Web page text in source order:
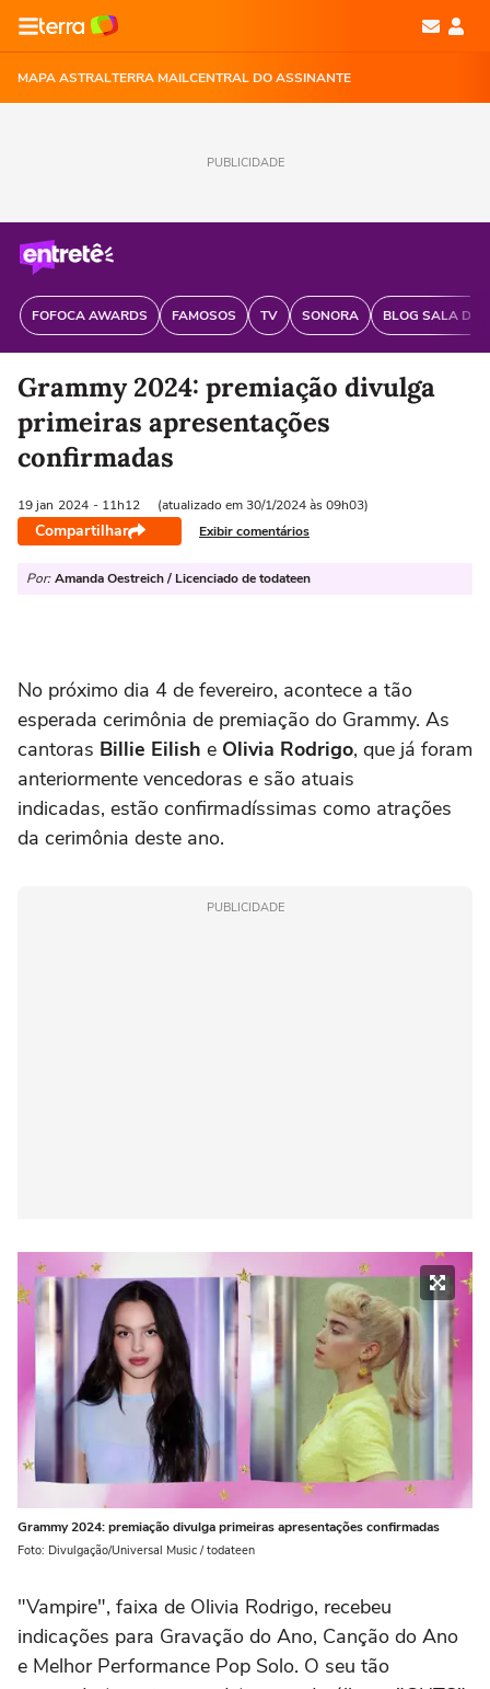
MAPA ASTRALTERRA MAILCENTRAL DO ASSINANTE
PUBLICIDADE
FOFOCA AWARDS FAMOSOS TV SONORA BLOG SALA DE
Grammy 2024: premiação divulga
primeiras apresentações
confirmadas
19 jan 2024 - 11h12 (atualizado em 30/1/2024 às 09h03)
Compartilhar Exibir comentários
Por: Amanda Oestreich / Licenciado de todateen
No próximo dia 4 de fevereiro, acontece a tão
esperada cerimônia de premiação do Grammy. As
cantoras Billie Eilish e Olivia Rodrigo, que já foram
anteriormente vencedoras e são atuais
indicadas, estão confirmadíssimas como atrações
da cerimônia deste ano.
PUBLICIDADE
Grammy 2024: premiação divulga primeiras apresentações confirmadas
Foto: Divulgação/Universal Music / todateen
"Vampire", faixa de Olivia Rodrigo, recebeu
indicações para Gravação do Ano, Canção do Ano
e Melhor Performance Pop Solo. O seu tão